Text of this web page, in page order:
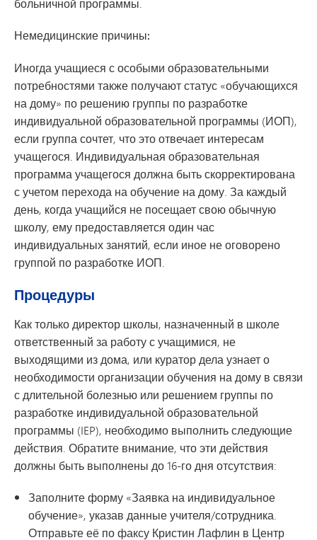
Немедицинские причины:
Иногда учащиеся с особыми образовательными
потребностями также получают статус «обучающихся
на дому» по решению группы по разработке
индивидуальной образовательной программы (ИОП),
если группа сочтет, что это отвечает интересам
учащегося. Индивидуальная образовательная
программа учащегося должна быть скорректирована
с учетом перехода на обучение на дому. За каждый
день, когда учащийся не посещает свою обычную
школу, ему предоставляется один час
индивидуальных занятий, если иное не оговорено
группой по разработке ИОП.
Процедуры
Как только директор школы, назначенный в школе
ответственный за работу с учащимися, не
выходящими из дома, или куратор дела узнает о
необходимости организации обучения на дому в связи
с длительной болезнью или решением группы по
разработке индивидуальной образовательной
программы (IEP), необходимо выполнить следующие
действия. Обратите внимание, что эти действия
должны быть выполнены до 16-го дня отсутствия:
Заполните форму «Заявка на индивидуальное
обучение», указав данные учителя/сотрудника.
Отправьте её по факсу Кристин Лафлин в Центр